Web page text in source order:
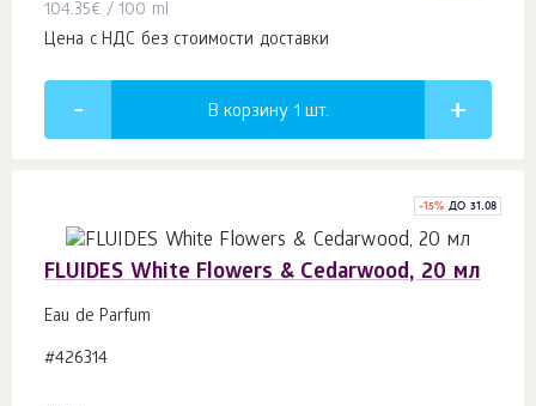
104.35€ / 100 ml
Цена с НДС без стоимости доставки
В корзину 1 шт.
-15% ДО 31.08
FLUIDES White Flowers & Cedarwood, 20 мл
Eau de Parfum
#426314